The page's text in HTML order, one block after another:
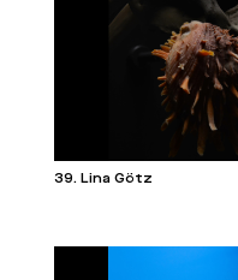
39. Lina Götz